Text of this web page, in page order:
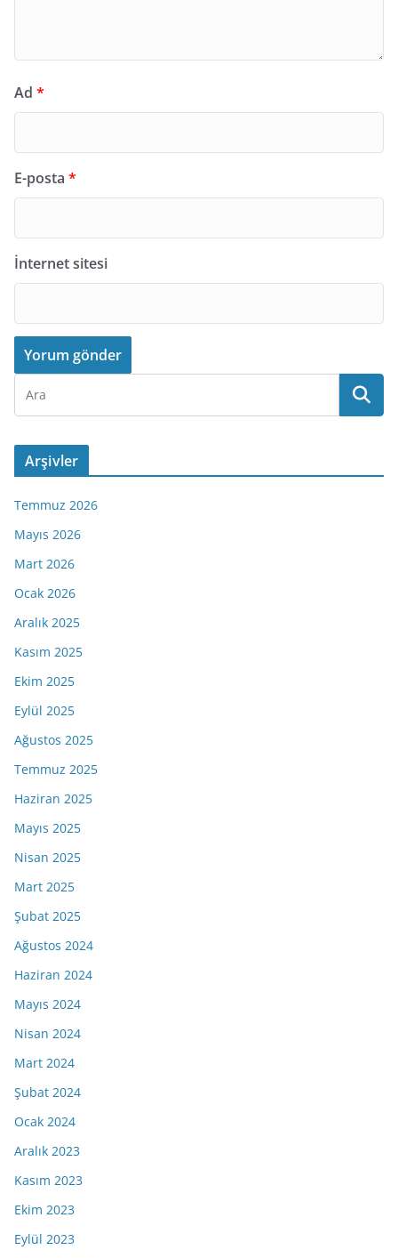
Ad *
E-posta *
İnternet sitesi
Arşivler
Temmuz 2026
Mayıs 2026
Mart 2026
Ocak 2026
Aralık 2025
Kasım 2025
Ekim 2025
Eylül 2025
Ağustos 2025
Temmuz 2025
Haziran 2025
Mayıs 2025
Nisan 2025
Mart 2025
Şubat 2025
Ağustos 2024
Haziran 2024
Mayıs 2024
Nisan 2024
Mart 2024
Şubat 2024
Ocak 2024
Aralık 2023
Kasım 2023
Ekim 2023
Eylül 2023